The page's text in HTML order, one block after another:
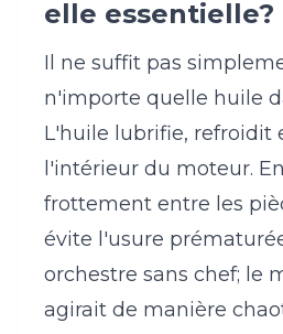
elle essentielle?
Il ne suffit pas
n'importe quelle huile
L'huile lubrifie, refroidit
l'intérieur du moteur.
frottement entre les
évite l'usure
orchestre sans chef; le
agirait de manière